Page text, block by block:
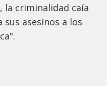
la criminalidad caía
asesinos a los